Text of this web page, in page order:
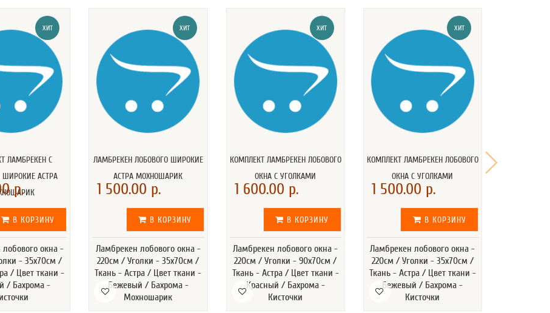
ХИТ
ЛАМБРЕКЕН С
АСТРА
р.
В КОРЗИНУ
окна -
- 35x70см /
/ Цвет ткани -
/ Бахрома -
ХИТ
ЛАМБРЕКЕН ЛОБОВОГО ШИРОКИЕ
АСТРА МОХНОШАРИК
1 500.00 р.
В КОРЗИНУ
Ламбрекен лобового окна -
220см / Уголки - 35x70см /
Ткань - Астра / Цвет ткани -
Бежевый / Бахрома -
Мохношарик
ХИТ
КОМПЛЕКТ ЛАМБРЕКЕН ЛОБОВОГО
ОКНА С УГОЛКАМИ
1 600.00 р.
В КОРЗИНУ
Ламбрекен лобового окна -
220см / Уголки - 90x70см /
Ткань - Астра / Цвет ткани -
Красный / Бахрома -
Кисточки
ХИТ
КОМПЛЕКТ ЛАМБРЕКЕН ЛОБОВОГО
ОКНА С УГОЛКАМИ
1 500.00 р.
В КОРЗИНУ
Ламбрекен лобового окна -
220см / Уголки - 35x70см /
Ткань - Астра / Цвет ткани -
Бежевый / Бахрома -
Кисточки